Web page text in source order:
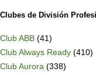
Clubes de División
Club ABB (41)
Club Always Ready (410)
Club Aurora (338)